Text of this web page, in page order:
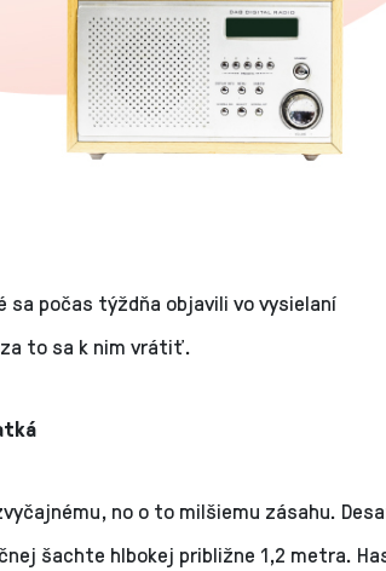
počas týždňa objavili vo vysielaní
to sa k nim vrátiť.
no o to milšiemu zásahu.
šachte hlbokej približne 1,2 metra.